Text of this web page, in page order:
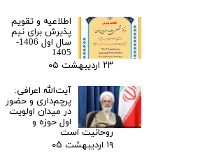
اطلاعیه و تقویم
پذیرش برای نیم
سال اول 1406-
1405
۲۳ اردیبهشت ۰۵
آیت‌الله اعرافی:
پرچم‌داری و حضور
در میدان‌ اولویت
اول حوزه و
روحانیت است
۱۹ اردیبهشت ۰۵